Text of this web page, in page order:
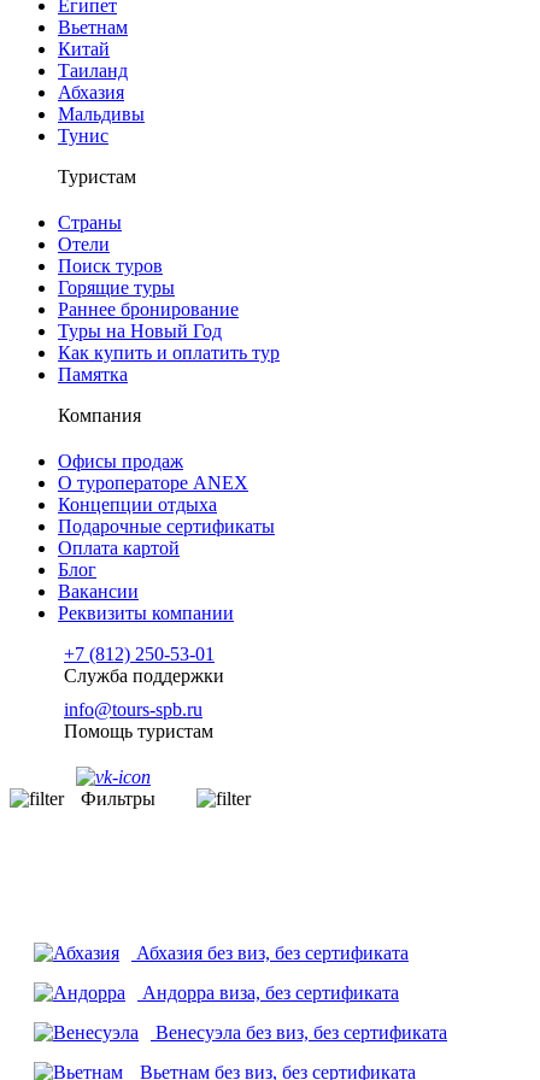
Египет
Вьетнам
Китай
Таиланд
Абхазия
Мальдивы
Тунис
Туристам
Страны
Отели
Поиск туров
Горящие туры
Раннее бронирование
Туры на Новый Год
Как купить и оплатить тур
Памятка
Компания
Офисы продаж
О туроператоре ANEX
Концепции отдыха
Подарочные сертификаты
Оплата картой
Блог
Вакансии
Реквизиты компании
+7 (812) 250-53-01
Служба поддержки
info@tours-spb.ru
Помощь туристам
Фильтры
Абхазия без виз, без сертификата
Андорра виза, без сертификата
Венесуэла без виз, без сертификата
Вьетнам без виз, без сертификата